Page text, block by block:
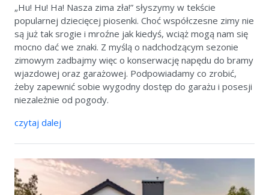
„Hu! Hu! Ha! Nasza zima zła!” słyszymy w tekście
popularnej dziecięcej piosenki. Choć współczesne zimy nie
są już tak srogie i mroźne jak kiedyś, wciąż mogą nam się
mocno dać we znaki. Z myślą o nadchodzącym sezonie
zimowym zadbajmy więc o konserwację napędu do bramy
wjazdowej oraz garażowej. Podpowiadamy co zrobić,
żeby zapewnić sobie wygodny dostęp do garażu i posesji
niezależnie od pogody.
czytaj dalej